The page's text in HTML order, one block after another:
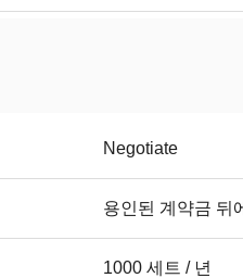
Negotiate
용인된 계약금 뒤
1000 세트 / 년